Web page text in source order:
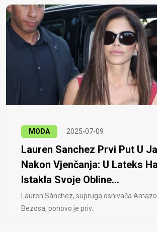
MODA 2025-07-09
Lauren Sanchez Prvi Put U
Nakon Vjenčanja: U Lateks
Istakla Svoje Obline...
Lauren Sánchez, supruga osnivača
Bezosa, ponovo je priv..